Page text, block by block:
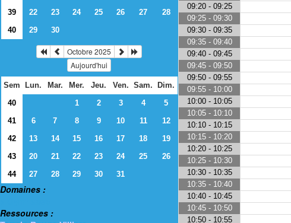
39
22 23 24 25 26 27
28
40
29 30
Octobre 2025
Aujourd'hui
Sem Lun. Mar. Mer. Jeu. Ven. Sam.
Dim.
40
1 2 3 4
5
41
6 7 8 9 10 11
12
42
13 14 15 16 17 18
19
43
20 21 22 23 24 25
26
44
27 28 29 30 31
Domaines :
Ressources :
09:20 - 09:25
09:25 - 09:30
09:30 - 09:35
09:35 - 09:40
09:40 - 09:45
09:45 - 09:50
09:50 - 09:55
09:55 - 10:00
10:00 - 10:05
10:05 - 10:10
10:10 - 10:15
10:15 - 10:20
10:20 - 10:25
10:25 - 10:30
10:30 - 10:35
10:35 - 10:40
10:40 - 10:45
10:45 - 10:50
10:50 - 10:55